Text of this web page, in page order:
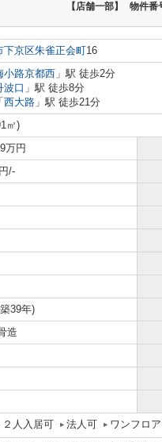
【店舗一部】 物件番
下京区朱雀正会町16
小路京都西 」駅 徒歩2分
波口 」駅 徒歩8分
「 西大路 」駅 徒歩21分
㎡)
万円
/-
39年)
造
２人入居可 法人可 ワンフロア